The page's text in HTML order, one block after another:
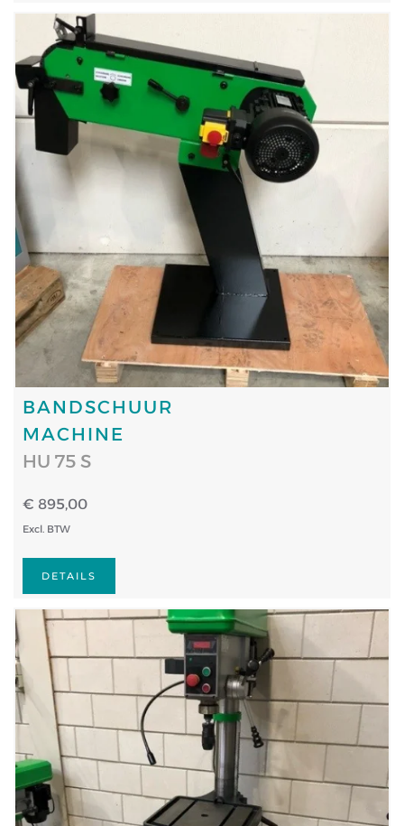
BANDSCHUUR
MACHINE
HU 75 S
€ 895,00
Excl. BTW
DETAILS